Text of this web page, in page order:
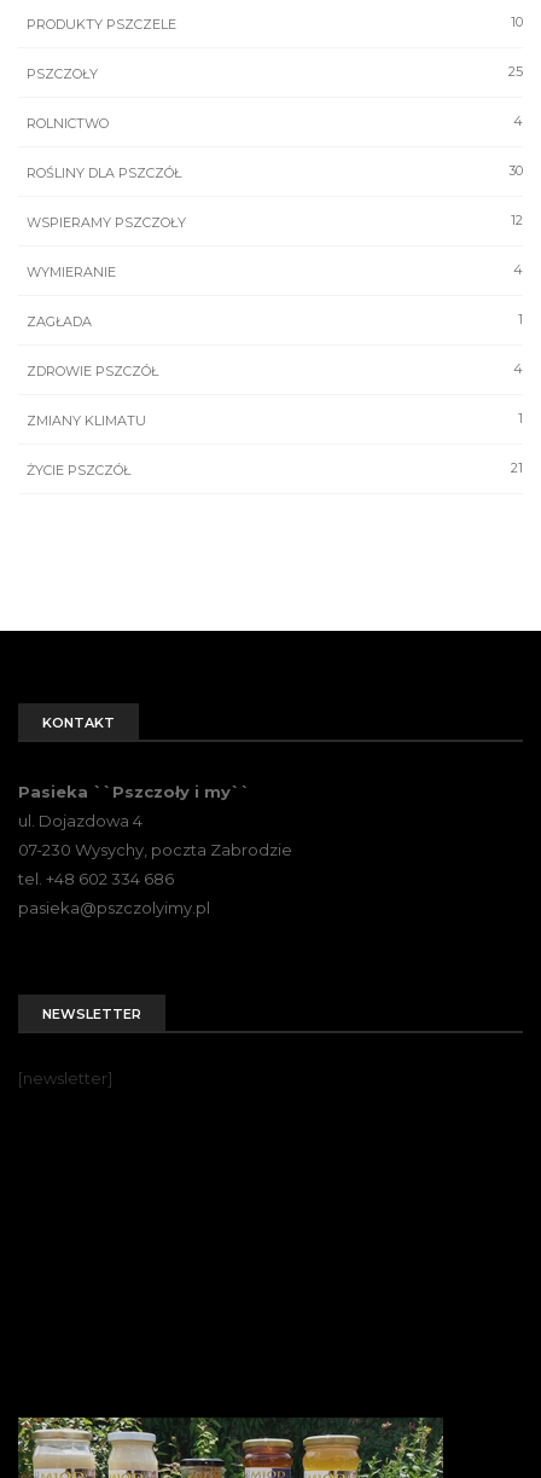
10
PRODUKTY PSZCZELE
25
PSZCZOŁY
4
ROLNICTWO
30
ROŚLINY DLA PSZCZÓŁ
12
WSPIERAMY PSZCZOŁY
4
WYMIERANIE
1
ZAGŁADA
4
ZDROWIE PSZCZÓŁ
1
ZMIANY KLIMATU
21
ŻYCIE PSZCZÓŁ
KONTAKT
Pasieka ``Pszczoły i my``
ul. Dojazdowa 4
07-230 Wysychy, poczta Zabrodzie
tel. +48 602 334 686
pasieka@pszczolyimy.pl
NEWSLETTER
[newsletter]